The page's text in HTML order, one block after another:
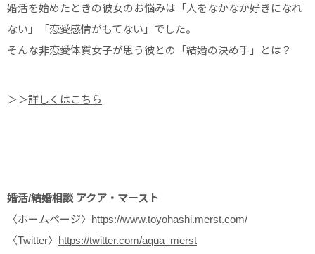
婚活を始めたときの彼女のお悩みは「人をなかなか好きになれ
ない」「恋愛感情がもてない」でした。
そんな非恋愛体質女子が思う彼との「結婚の決め手」とは？
＞＞詳しくはこちら
婚活/結婚相談 アクア・マースト
〈ホームページ〉 https://www.toyohashi.merst.com/
〈Twitter〉 https://twitter.com/aqua_merst